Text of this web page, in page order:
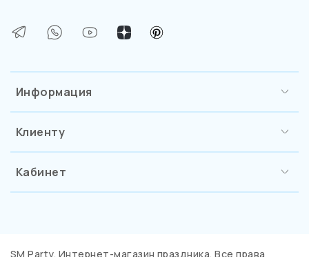
Информация
Клиенту
Кабинет
SM Party. Интернет-магазин праздника. Все права